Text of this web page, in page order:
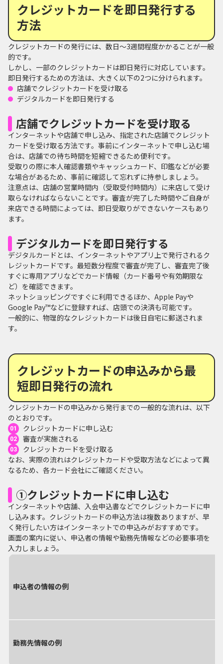
クレジットカードを即日発行する
方法
クレジットカードの発行には、数日～3週間程度かかることが一般
的です。
しかし、一部のクレジットカードは即日発行に対応しています。
即日発行するための方法は、大きく以下の2つに分けられます。
店舗でクレジットカードを受け取る
デジタルカードを即日発行する
店舗でクレジットカードを受け取る
インターネットや店舗で申し込み、指定された店舗でクレジット
カードを受け取る方法です。事前にインターネットで申し込む場
合は、店舗での待ち時間を短縮できるため便利です。
受取りの際に本人確認書類やキャッシュカード、印鑑などが必要
な場合があるため、事前に確認して忘れずに持参しましょう。
注意点は、店舗の営業時間内（受取受付時間内）に来店して受け
取らなければならないことです。審査が完了した時間やご自身が
来店できる時間によっては、即日受取りができないケースもあり
ます。
デジタルカードを即日発行する
デジタルカードとは、インターネットやアプリ上で発行されるク
レジットカードです。最短数分程度で審査が完了し、審査完了後
すぐに専用アプリなどでカード情報（カード番号や有効期限な
ど）を確認できます。
ネットショッピングですぐに利用できるほか、Apple Payや
Google Pay™などに登録すれば、店頭での決済も可能です。
一般的に、物理的なクレジットカードは後日自宅に郵送されま
す。
クレジットカードの申込みから最
短即日発行の流れ
クレジットカードの申込みから発行までの一般的な流れは、以下
のとおりです。
クレジットカードに申し込む
審査が実施される
クレジットカードを受け取る
なお、実際の流れはクレジットカードや受取方法などによって異
なるため、各カード会社にご確認ください。
①クレジットカードに申し込む
インターネットや店舗、入会申込書などでクレジットカードに申
し込みます。クレジットカードの申込方法は複数ありますが、早
く発行したい方はインターネットでの申込みがおすすめです。
画面の案内に従い、申込者の情報や勤務先情報などの必要事項を
入力しましょう。
申込者の情報の例
勤務先情報の例